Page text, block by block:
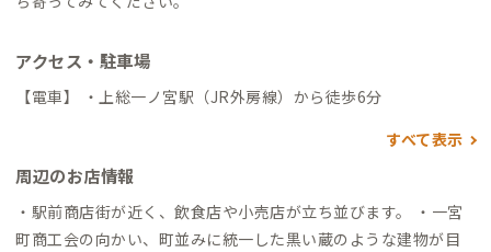
アクセス・駐車場
【電車】 ・上総一ノ宮駅（JR外房線）から徒歩6分
すべて表示
周辺のお店情報
・駅前商店街が近く、飲食店や小売店が立ち並びます。 ・一宮
町商工会の向かい、町並みに統一した黒い蔵のような建物が目